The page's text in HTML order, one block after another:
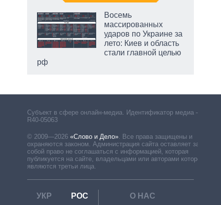
Восемь
массированных
ударов по Украине за
лето: Киев и область
стали главной целью
рф
Субъект в сфере онлайн-медиа. Идентификатор медиа –
R40-05063
© 2009—2026 «Слово и Дело». Все права защищены и
охраняются законом. Администрация сайта оставляет за
собой право не соглашаться с информацией, которая
публикуется на сайте, владельцами или авторами которой
являются третьи лица.
УКР РОС
О НАС